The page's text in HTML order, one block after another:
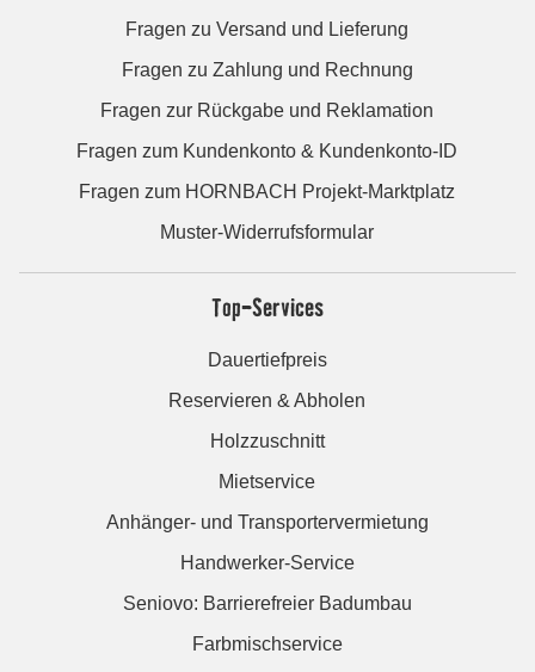
Fragen zu Versand und Lieferung
Fragen zu Zahlung und Rechnung
Fragen zur Rückgabe und Reklamation
Fragen zum Kundenkonto & Kundenkonto-ID
Fragen zum HORNBACH Projekt-Marktplatz
Muster-Widerrufsformular
Top-Services
Dauertiefpreis
Reservieren & Abholen
Holzzuschnitt
Mietservice
Anhänger- und Transportervermietung
Handwerker-Service
Seniovo: Barrierefreier Badumbau
Farbmischservice